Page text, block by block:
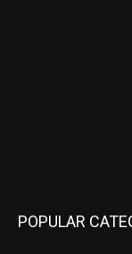
POPULAR